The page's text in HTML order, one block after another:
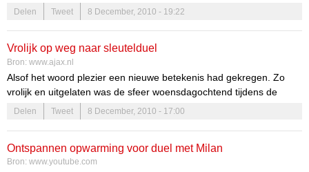
doorgevoerd.
Delen Tweet 8 December, 2010 - 19:22
Vrolijk op weg naar sleutelduel
Bron: www.ajax.nl
Alsof het woord plezier een nieuwe betekenis had gekregen. Zo
vrolijk en uitgelaten was de sfeer woensdagochtend tijdens de
training van Ajax in Milaan. Onder leiding van de nieuwe trainer
Frank de Boer hadden de Ajacieden veel plezier op weg naar het
ontbrak op de training.
Delen Tweet 8 December, 2010 - 17:00
Ontspannen opwarming voor duel met Milan
Bron: www.youtube.com